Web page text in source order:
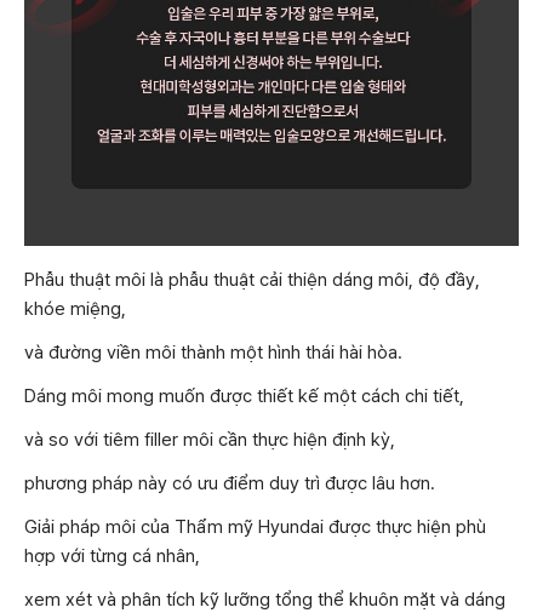
Phẫu thuật môi là phẫu thuật cải thiện dáng môi, độ đầy,
khóe miệng,
và đường viền môi thành một hình thái hài hòa.
Dáng môi mong muốn được thiết kế một cách chi tiết,
và so với tiêm filler môi cần thực hiện định kỳ,
phương pháp này có ưu điểm duy trì được lâu hơn.
Giải pháp môi của Thẩm mỹ Hyundai được thực hiện phù
hợp với từng cá nhân,
xem xét và phân tích kỹ lưỡng tổng thể khuôn mặt và dáng